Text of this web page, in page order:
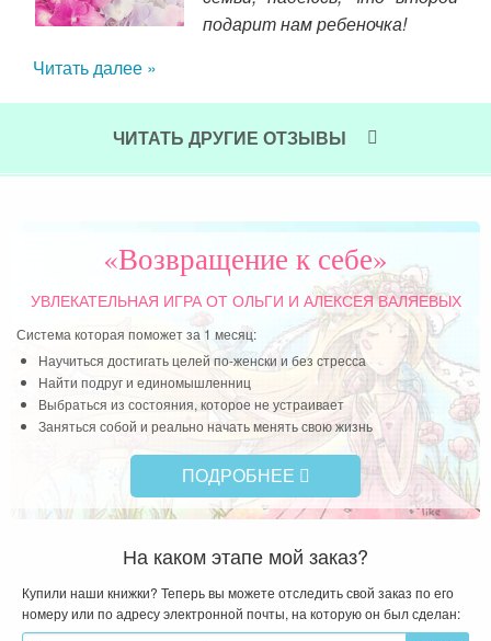
подарит нам ребеночка!
Читать далее »
ЧИТАТЬ ДРУГИЕ ОТЗЫВЫ
«Возвращение к себе»
УВЛЕКАТЕЛЬНАЯ ИГРАОТ ОЛЬГИ И АЛЕКСЕЯ ВАЛЯЕВЫХ
Система которая поможет за 1 месяц:
Научиться достигать целей по-женски и без стресса
Найти подруг и единомышленниц
Выбраться из состояния, которое не устраивает
Заняться собой и реально начать менять свою жизнь
ПОДРОБНЕЕ
На каком этапе мой заказ?
Купили наши книжки? Теперь вы можете отследить свой заказ по его
номеру или по адресу электронной почты, на которую он был сделан: